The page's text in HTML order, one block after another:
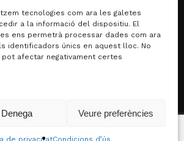
tecnologies com ara les galetes
a la informació del dispositiu. El
ens permetrà processar dades com ara
identificadors únics en aquest lloc. No
afectar negativament certes
Denega Veure preferències
de privacitatCondicions d’ús
Finalitza la compra